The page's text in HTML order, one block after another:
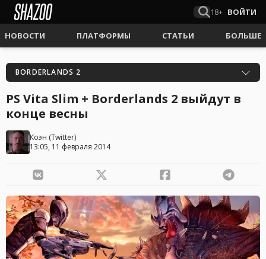
18+ ВОЙТИ
НОВОСТИ ПЛАТФОРМЫ СТАТЬИ БОЛЬШЕ
BORDERLANDS 2
PS Vita Slim + Borderlands 2 выйдут в
конце весны
Коэн (Twitter)
13:05, 11 февраля 2014